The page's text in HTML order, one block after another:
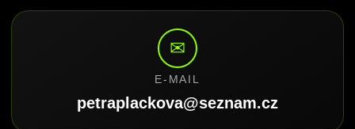
✉
E-MAIL
petraplackova@seznam.cz